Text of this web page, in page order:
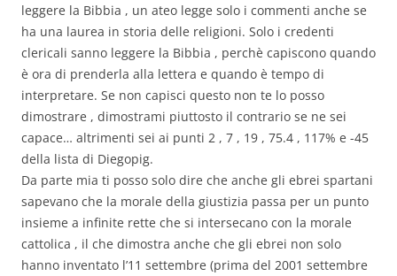
leggere la Bibbia , un ateo legge solo i commenti anche se
ha una laurea in storia delle religioni. Solo i credenti
clericali sanno leggere la Bibbia , perchè capiscono quando
è ora di prenderla alla lettera e quando è tempo di
interpretare. Se non capisci questo non te lo posso
dimostrare , dimostrami piuttosto il contrario se ne sei
capace… altrimenti sei ai punti 2 , 7 , 19 , 75.4 , 117% e -45
della lista di Diegopig.
Da parte mia ti posso solo dire che anche gli ebrei spartani
sapevano che la morale della giustizia passa per un punto
insieme a infinite rette che si intersecano con la morale
cattolica , il che dimostra anche che gli ebrei non solo
hanno inventato l’11 settembre (prima del 2001 settembre